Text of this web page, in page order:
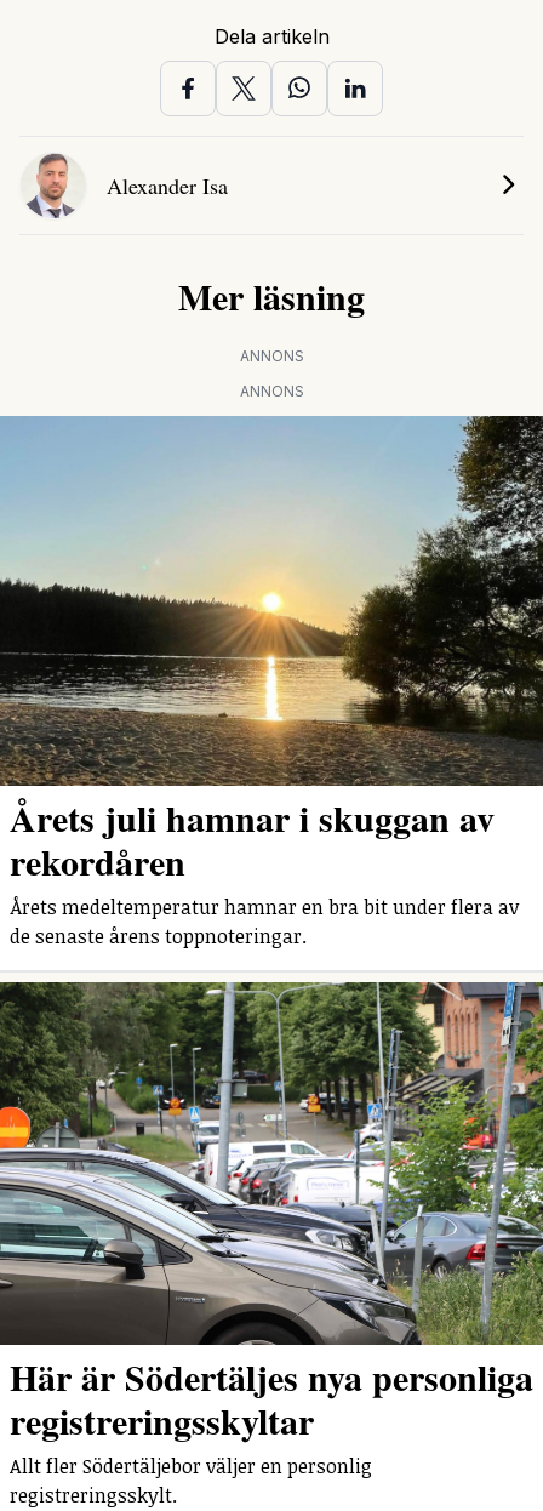
Dela artikeln
Alexander Isa
Mer läsning
ANNONS
ANNONS
Årets juli hamnar i skuggan av
rekordåren
Årets medeltemperatur hamnar en bra bit under flera av
de senaste årens toppnoteringar.
Här är Södertäljes nya personliga
registreringsskyltar
Allt fler Södertäljebor väljer en personlig
registreringsskylt.